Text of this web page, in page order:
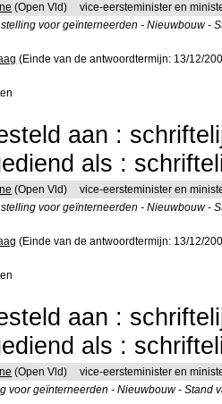
(Open Vld)
vice-eersteminister en
voor geïnterneerden - Nieuwbouw -
(Einde van de antwoordtermijn: 13/12/
aan :
als :
(Open Vld)
vice-eersteminister en
voor geïnterneerden - Nieuwbouw -
(Einde van de antwoordtermijn: 13/12/
aan :
als :
(Open Vld)
vice-eersteminister en
voor geïnterneerden - Nieuwbouw - Stand